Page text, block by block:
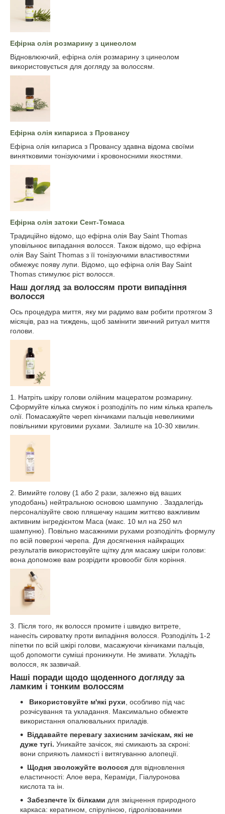
Ефірна олія розмарину з цинеолом
Відновлюючий, ефірна олія розмарину з цинеолом
використовується для догляду за волоссям.
Ефірна олія кипариса з Провансу
Ефірна олія кипариса з Провансу здавна відома своїми
винятковими тонізуючими і кровоносними якостями.
Ефірна олія затоки Сент-Томаса
Традиційно відомо, що ефірна олія Bay Saint Thomas
уповільнює випадання волосся. Також відомо, що ефірна
олія Bay Saint Thomas з її тонізуючими властивостями
обмежує появу лупи. Відомо, що ефірна олія Bay Saint
Thomas стимулює ріст волосся.
Наш догляд за волоссям проти випадіння
волосся
Ось процедура миття, яку ми радимо вам робити протягом 3
місяців, раз на тиждень, щоб замінити звичний ритуал миття
голови.
1. Натріть шкіру голови олійним мацератом розмарину.
Сформуйте кілька смужок і розподіліть по ним кілька крапель
олії. Помасажуйте череп кінчиками пальців невеликими
повільними круговими рухами. Залиште на 10-30 хвилин.
2. Вимийте голову (1 або 2 рази, залежно від ваших
уподобань) нейтральною основою шампуню . Заздалегідь
персоналізуйте свою пляшечку нашим життєво важливим
активним інгредієнтом Maca (макс. 10 мл на 250 мл
шампуню). Повільно масажними рухами розподіліть формулу
по всій поверхні черепа. Для досягнення найкращих
результатів використовуйте щітку для масажу шкіри голови:
вона допоможе вам розрідити кровообіг біля коріння.
3. Після того, як волосся промите і швидко витрете,
нанесіть сироватку проти випадіння волосся. Розподіліть 1-2
піпетки по всій шкірі голови, масажуючи кінчиками пальців,
щоб допомогти суміші проникнути. Не змивати. Укладіть
волосся, як зазвичай.
Наші поради щодо щоденного догляду за
ламким і тонким волоссям
Використовуйте м'які рухи , особливо під час
розчісування та укладання. Максимально обмежте
використання опалювальних приладів.
Віддавайте перевагу захисним зачіскам, які не
дуже тугі. Уникайте зачісок, які смикають за скроні:
вони сприяють ламкості і витягуванню алопеції.
Щодня зволожуйте волосся для відновлення
еластичності: Алое вера, Кераміди, Гіалуронова
кислота та ін.
Забезпечте їх білками для зміцнення природного
каркаса: кератином, спіруліною, гідролізованими